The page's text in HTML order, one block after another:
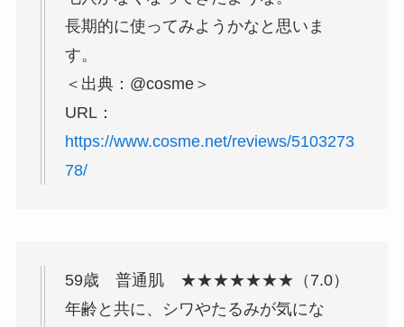
長期的に使ってみようかなと思いま
す。
＜出典：@cosme＞
URL：
https://www.cosme.net/reviews/5103273
78/
59歳 普通肌 ★★★★★★★（7.0）
年齢と共に、シワやたるみが気にな